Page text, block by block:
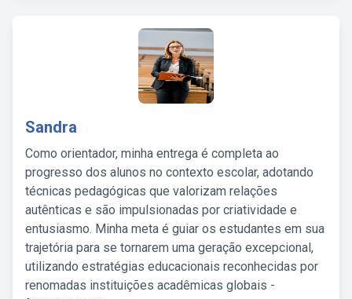
Sandra
Como orientador, minha entrega é completa ao
progresso dos alunos no contexto escolar, adotando
técnicas pedagógicas que valorizam relações
autênticas e são impulsionadas por criatividade e
entusiasmo. Minha meta é guiar os estudantes em sua
trajetória para se tornarem uma geração excepcional,
utilizando estratégias educacionais reconhecidas por
renomadas instituições acadêmicas globais -